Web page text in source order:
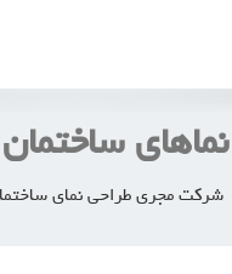
ساختمان
شرکت مجری طراحی نمای